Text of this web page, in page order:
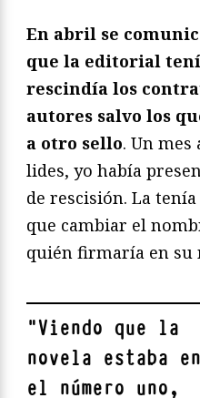
En abril se
que la editorial
rescindía los
autores salvo los
a otro sello. Un mes
lides, yo había
de rescisión. La
que cambiar el
quién firmaría en su
"Viendo que la
novela estaba en
el número uno,